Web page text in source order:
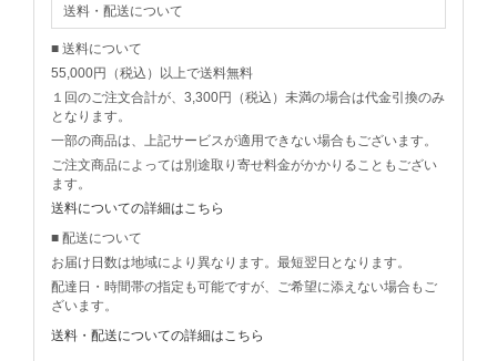
送料・配送について
■ 送料について
55,000円（税込）以上で送料無料
１回のご注文合計が、3,300円（税込）未満の場合は代金引換のみ
となります。
一部の商品は、上記サービスが適用できない場合もございます。
ご注文商品によっては別途取り寄せ料金がかかりることもござい
ます。
送料についての詳細はこちら
■ 配送について
お届け日数は地域により異なります。最短翌日となります。
配達日・時間帯の指定も可能ですが、ご希望に添えない場合もご
ざいます。
送料・配送についての詳細はこちら